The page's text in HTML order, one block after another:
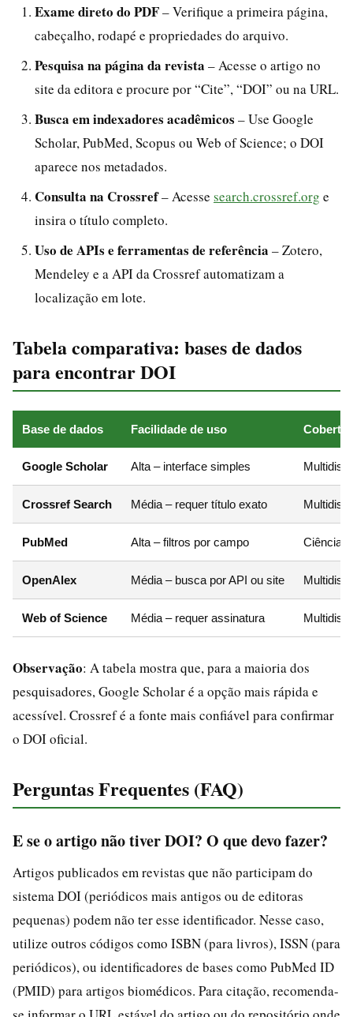
Exame direto do PDF– Verifique a primeira página,
cabeçalho, rodapé e propriedades do arquivo.
Pesquisa na página da revista – Acesse o artigo no
site da editora e procure por “Cite”, “DOI” ou na URL.
Busca em indexadores acadêmicos – Use Google
Scholar, PubMed, Scopus ou Web of Science; o DOI
aparece nos metadados.
Consulta na Crossref– Acesse search.crossref.org e
insira o título completo.
Uso de APIs e ferramentas de referência – Zotero,
Mendeley e a API da Crossref automatizam a
localização em lote.
Tabela comparativa: bases de dados
para encontrar DOI
Base de dados Facilidade de uso
Google Scholar Alta – interface simples
Crossref Search Média – requer título exato
PubMed Alta – filtros por campo Ciências
OpenAlex Média – busca por API ou site
Web of Science Média – requer assinatura
Observação: A tabela mostra que, para a maioria dos
pesquisadores, Google Scholar é a opção mais rápida e
acessível. Crossref é a fonte mais confiável para confirmar
o DOI oficial.
Perguntas Frequentes (FAQ)
E se o artigo não tiver DOI? O que devo fazer?
Artigos publicados em revistas que não participam do
sistema DOI (periódicos mais antigos ou de editoras
pequenas) podem não ter esse identificador. Nesse caso,
utilize outros códigos como ISBN (para livros), ISSN (para
periódicos), ou identificadores de bases como PubMed ID
(PMID) para artigos biomédicos. Para citação, recomenda-